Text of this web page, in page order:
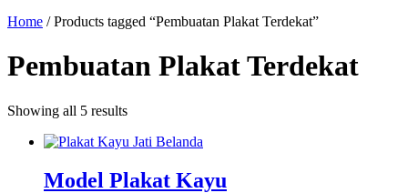
Home / Products tagged “Pembuatan Plakat Terdekat”
Pembuatan Plakat Terdekat
Showing all 5 results
Model Plakat Kayu